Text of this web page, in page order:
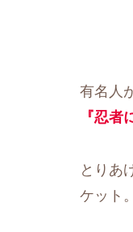
有名人
『忍者
とりあ
ケット。